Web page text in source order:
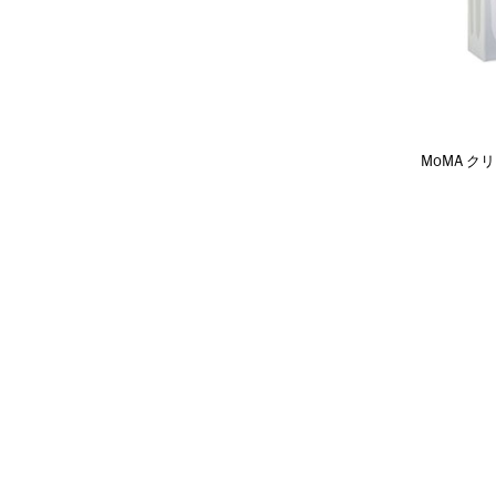
MoMA ク